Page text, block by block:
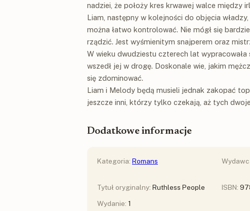
nadziei, że położy kres krwawej walce między
Liam, następny w kolejności do objęcia
można łatwo kontrolować. Nie mógł się
rządzić. Jest wyśmienitym snajperem oraz
W wieku dwudziestu czterech lat
wszedł jej w drogę. Doskonale wie, jakim
się zdominować.
Liam i Melody będą musieli jednak zakopać
jeszcze inni, którzy tylko czekają, aż tych dwoje
Dodatkowe informacje
Kategoria: Romans
Tytuł oryginalny: Ruthless People ISBN:
Wydanie: 1